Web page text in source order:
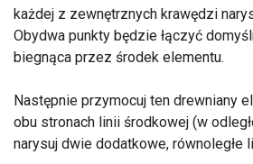
każdej z zewnętrznych krawędzi
Obydwa punkty będzie łączyć
biegnąca przez środek elementu.
Następnie przymocuj ten drewniany
obu stronach linii środkowej (w
narysuj dwie dodatkowe, równoległe